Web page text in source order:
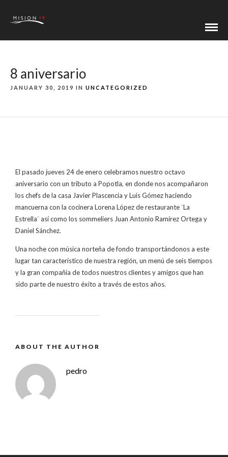
8 aniversario
JANUARY 30, 2019 IN UNCATEGORIZED
El pasado jueves 24 de enero celebramos nuestro octavo
aniversario con un tributo a Popotla, en donde nos acompañaron
los chefs de la casa Javier Plascencia y Luis Gómez haciendo
mancuerna con la cocinera Lorena López de restaurante ¨La
Estrella¨ así como los sommeliers Juan Antonio Ramírez Ortega y
Daniel Sánchez.
Una noche con música norteña de fondo transportándonos a este
lugar tan característico de nuestra región, un menú de seis tiempos
y la gran compañía de todos nuestros clientes y amigos que han
sido parte de nuestro éxito a través de estos años.
ABOUT THE AUTHOR
pedro